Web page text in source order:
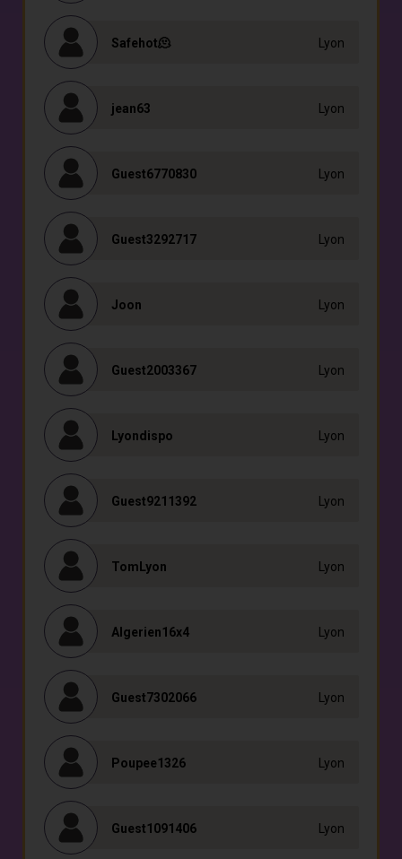
Safehot🫠 Lyon
jean63 Lyon
Guest6770830 Lyon
Guest3292717 Lyon
Joon Lyon
Guest2003367 Lyon
Lyondispo Lyon
Guest9211392 Lyon
TomLyon Lyon
Algerien16x4 Lyon
Guest7302066 Lyon
Poupee1326 Lyon
Guest1091406 Lyon